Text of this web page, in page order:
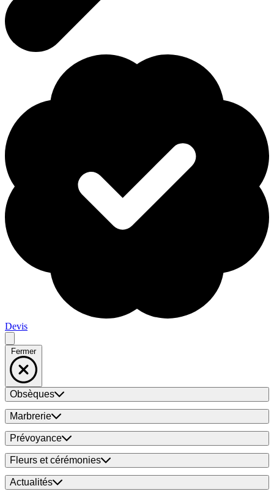
Devis
Fermer
Obsèques
Marbrerie
Prévoyance
Fleurs et cérémonies
Actualités